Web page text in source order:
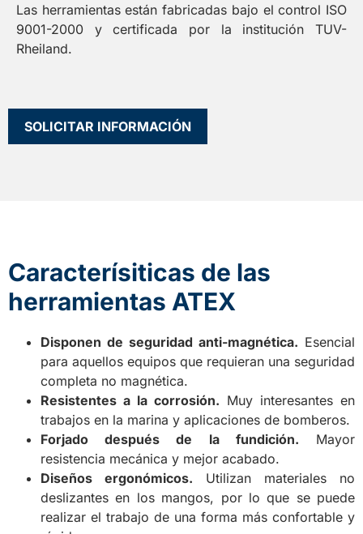
Las herramientas están fabricadas bajo el control ISO
9001-2000 y certificada por la institución TUV-
Rheiland.
SOLICITAR INFORMACIÓN
Caracterísiticas de las
herramientas ATEX
Disponen de seguridad anti-magnética. Esencial
para aquellos equipos que requieran una seguridad
completa no magnética.
Resistentes a la corrosión. Muy interesantes en
trabajos en la marina y aplicaciones de bomberos.
Forjado después de la fundición. Mayor
resistencia mecánica y mejor acabado.
Diseños ergonómicos. Utilizan materiales no
deslizantes en los mangos, por lo que se puede
realizar el trabajo de una forma más confortable y